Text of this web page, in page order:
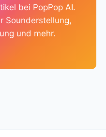
bei PopPop AI.
Sounderstellung,
und mehr.